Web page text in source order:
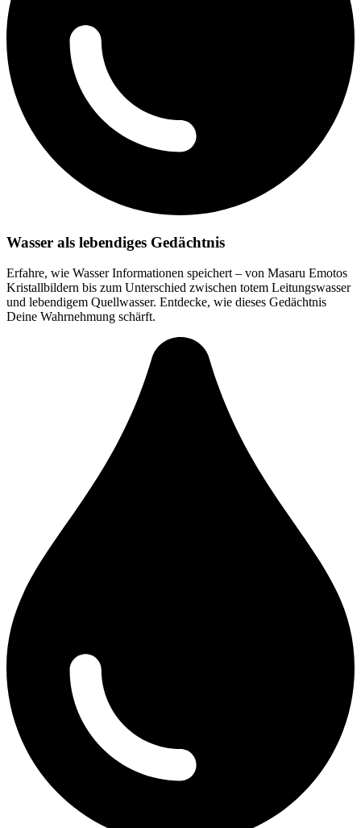
Wasser als lebendiges Gedächtnis
Erfahre, wie Wasser Informationen speichert – von Masaru Emotos
Kristallbildern bis zum Unterschied zwischen totem Leitungswasser
und lebendigem Quellwasser. Entdecke, wie dieses Gedächtnis
Deine Wahrnehmung schärft.